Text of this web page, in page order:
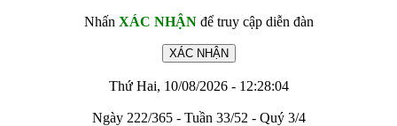
Nhấn XÁC NHẬNđể truy cập diễn đàn
Thứ Hai, 10/08/2026 - 12:28:04
Ngày 222/365 - Tuần 33/52 - Quý 3/4